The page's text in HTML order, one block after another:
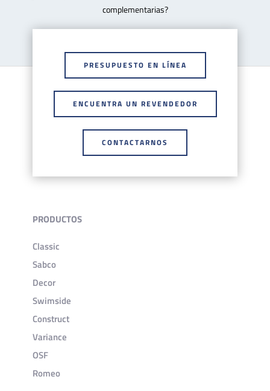
complementarias?
PRESUPUESTO EN LÍNEA
ENCUENTRA UN REVENDEDOR
CONTACTARNOS
PRODUCTOS
Classic
Sabco
Decor
Swimside
Construct
Variance
OSF
Romeo